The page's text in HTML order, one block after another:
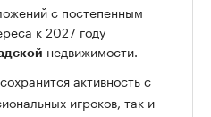
с постепенным
к 2027 году
недвижимости.
активность с
игроков, так и